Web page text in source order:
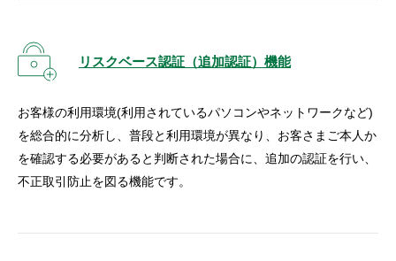
リスクベース認証（追加認証）機能
お客様の利用環境(利用されているパソコンやネットワークなど)
を総合的に分析し、普段と利用環境が異なり、お客さまご本人か
を確認する必要があると判断された場合に、追加の認証を行い、
不正取引防止を図る機能です。